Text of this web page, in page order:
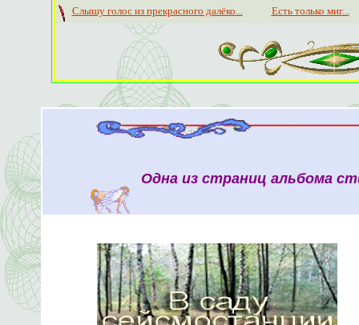
Слышу голос из прекрасного далёко... Есть только миг...
Одна из страниц альбома